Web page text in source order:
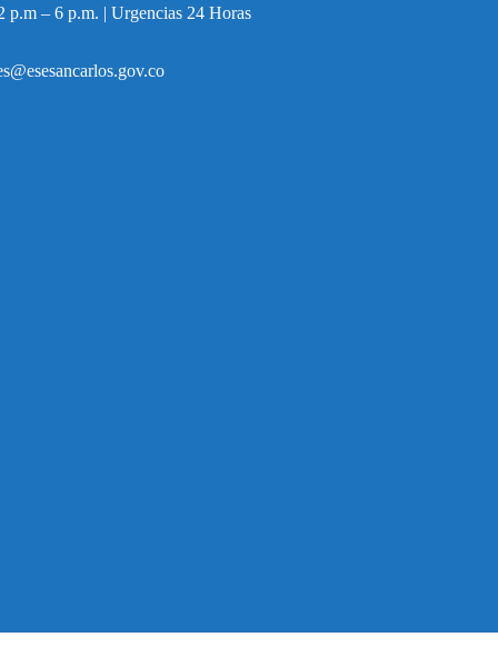
– 6 p.m. | Urgencias 24 Horas